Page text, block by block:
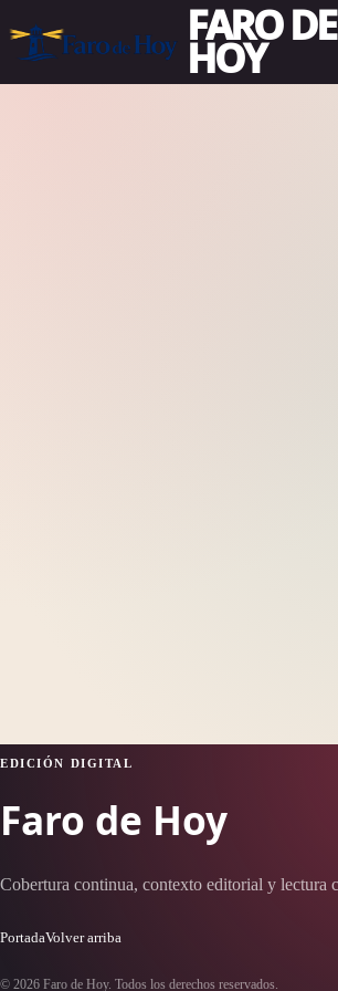
FARO DE
HOY
EDICIÓN DIGITAL
Faro de Hoy
Cobertura continua, contexto editorial y lectura
PortadaVolver arriba
© 2026 Faro de Hoy. Todos los derechos reservados.